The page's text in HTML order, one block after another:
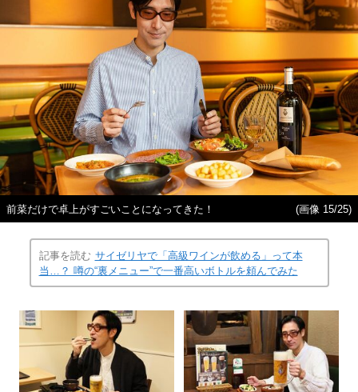
前菜だけで卓上がすごいことになってきた！ (画像 15/25)
記事を読む サイゼリヤで「高級ワインが飲める」って本
当…？ 噂の“裏メニュー”で一番高いボトルを頼んでみた